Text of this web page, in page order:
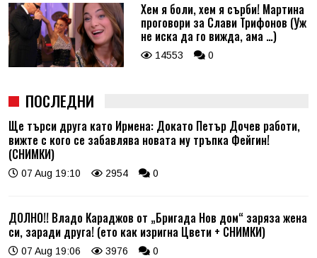
Хем я боли, хем я сърби! Мартина
проговори за Слави Трифонов (Уж
не иска да го вижда, ама …)
14553 0
ПОСЛЕДНИ
Ще търси друга като Ирмена: Докато Петър Дочев работи,
вижте с кого се забавлява новата му тръпка Фейгин!
(СНИМКИ)
07 Aug 19:10 2954 0
ДОЛНО!! Владо Караджов от „Бригада Нов дом“ заряза жена
си, заради друга! (ето как изригна Цвети + СНИМКИ)
07 Aug 19:06 3976 0